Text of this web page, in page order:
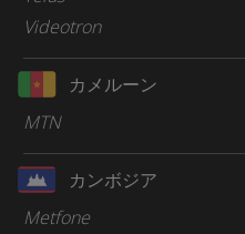
Videotron
カメルーン
MTN
カンボジア
Metfone